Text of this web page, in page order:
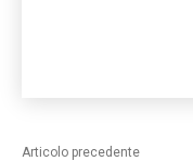
Articolo precedente